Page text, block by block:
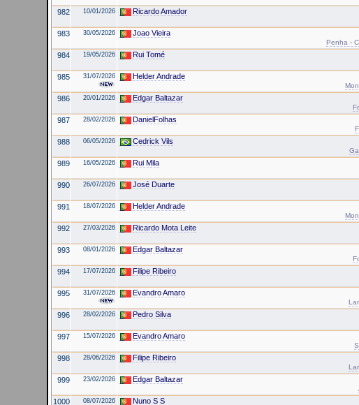
982 10/01/2026 Ricardo Amador
983 30/05/2026 Joao Vieira
Penha -
984 19/05/2026 Rui Tomé
985 31/07/2026 Helder Andrade
986 20/01/2026 Edgar Baltazar
987 28/02/2026 DanielFolhas
988 06/05/2026 Cedrick Vils
989 16/05/2026 Rui Mila
990 26/07/2026 José Duarte
991 18/07/2026 Helder Andrade
992 27/03/2026 Ricardo Mota Leite
993 08/01/2026 Edgar Baltazar
994 17/07/2026 Filipe Ribeiro
995 31/07/2026 Evandro Amaro
996 28/02/2026 Pedro Silva
997 15/07/2026 Evandro Amaro
998 28/06/2026 Filipe Ribeiro
999 23/02/2026 Edgar Baltazar
1000 08/07/2026 Nuno S S